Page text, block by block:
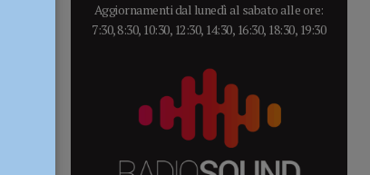
Aggiornamenti dal lunedì al sabato alle ore:
7:30, 8:30, 10:30, 12:30, 14:30, 16:30, 18:30, 19:30